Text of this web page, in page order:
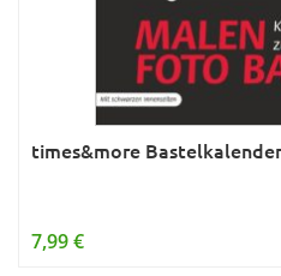
times&more
7,99 €